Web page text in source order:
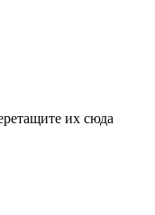
их сюда